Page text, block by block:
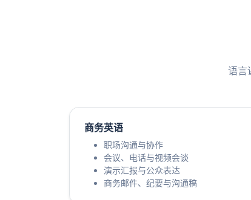
语言
商务英语
职场沟通与协作
会议、电话与视频会谈
演示汇报与公众表达
商务邮件、纪要与沟通稿